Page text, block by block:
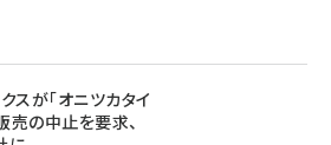
スが「オニツカタイ
売の中止を要求、